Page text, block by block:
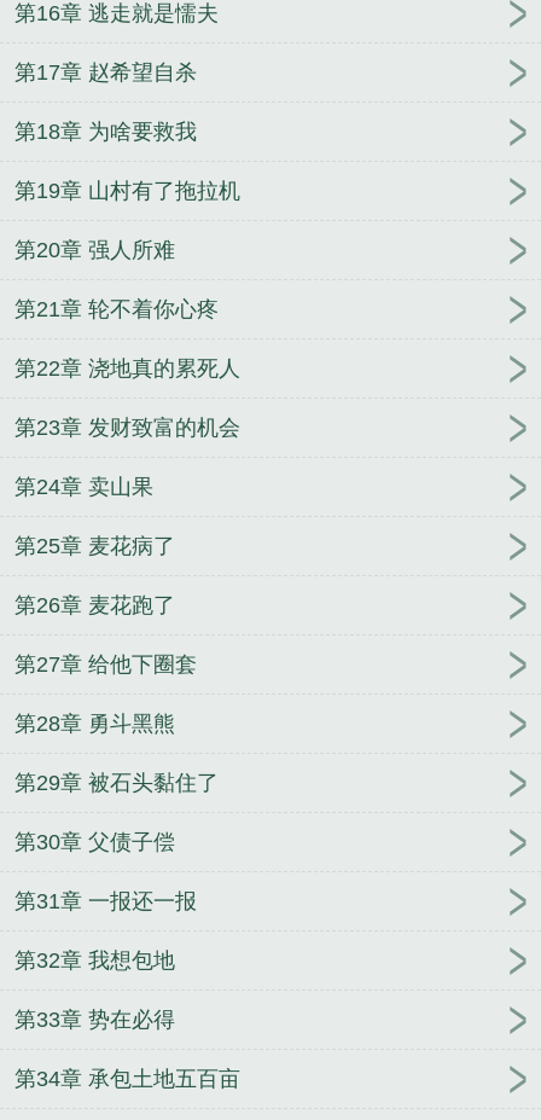
第16章 逃走就是懦夫
第17章 赵希望自杀
第18章 为啥要救我
第19章 山村有了拖拉机
第20章 强人所难
第21章 轮不着你心疼
第22章 浇地真的累死人
第23章 发财致富的机会
第24章 卖山果
第25章 麦花病了
第26章 麦花跑了
第27章 给他下圈套
第28章 勇斗黑熊
第29章 被石头黏住了
第30章 父债子偿
第31章 一报还一报
第32章 我想包地
第33章 势在必得
第34章 承包土地五百亩